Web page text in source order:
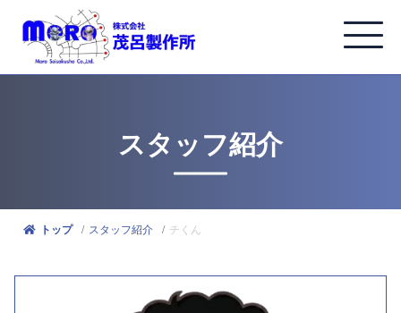
スタッフ紹介
トップ スタッフ紹介 チくん